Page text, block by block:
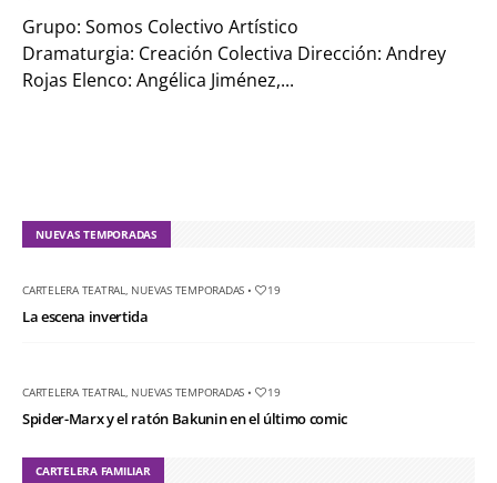
Grupo: Somos Colectivo Artístico
Dramaturgia: Creación Colectiva Dirección: Andrey
Rojas Elenco: Angélica Jiménez,...
NUEVAS TEMPORADAS
CARTELERA TEATRAL, NUEVAS TEMPORADAS • 19
La escena invertida
CARTELERA TEATRAL, NUEVAS TEMPORADAS • 19
Spider-Marx y el ratón Bakunin en el último comic
CARTELERA FAMILIAR